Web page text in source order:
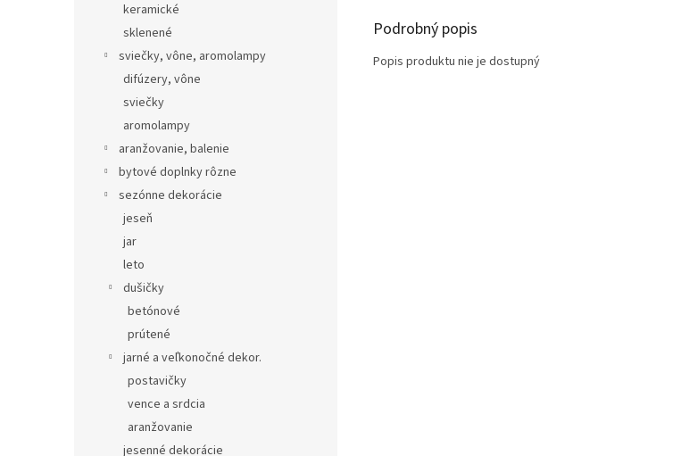
keramické
sklenené
sviečky, vône, aromolampy
difúzery, vône
sviečky
aromolampy
aranžovanie, balenie
bytové doplnky rôzne
sezónne dekorácie
jeseň
jar
leto
dušičky
betónové
prútené
jarné a veľkonočné dekor.
postavičky
vence a srdcia
aranžovanie
jesenné dekorácie
Podrobný popis
Popis produktu nie je dostupný